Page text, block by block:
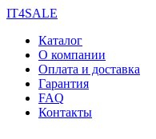
IT4SALE
Каталог
О компании
Оплата и доставка
Гарантия
FAQ
Контакты